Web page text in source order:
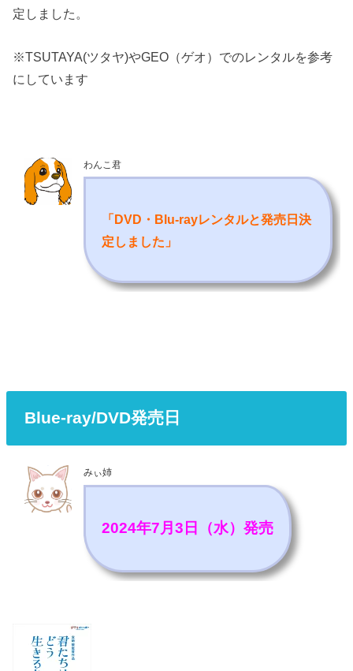
定しました。
※TSUTAYA(ツタヤ)やGEO（ゲオ）でのレンタルを参考
にしています
わんこ君
「DVD・Blu-rayレンタルと発売日決
定しました 」
Blue-ray/DVD発売日
みぃ姉
2024年7月3日（水）発売